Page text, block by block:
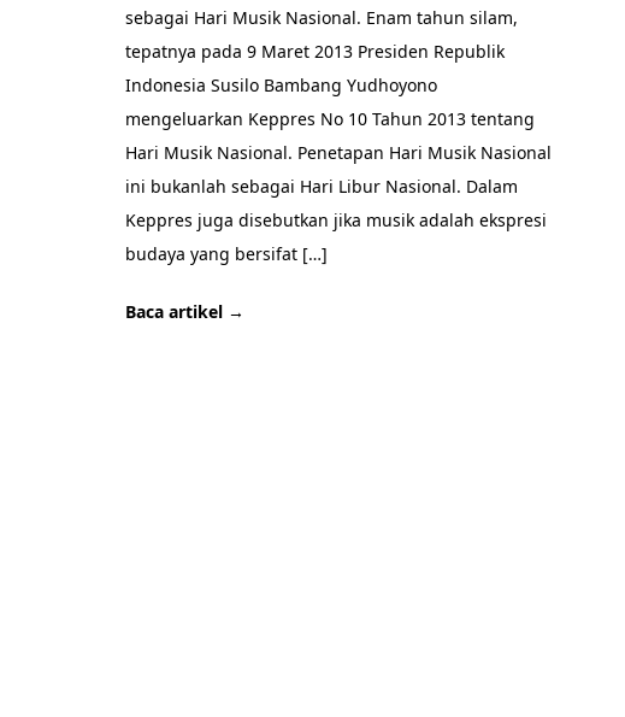
sebagai Hari Musik Nasional. Enam tahun silam,
tepatnya pada 9 Maret 2013 Presiden Republik
Indonesia Susilo Bambang Yudhoyono
mengeluarkan Keppres No 10 Tahun 2013 tentang
Hari Musik Nasional. Penetapan Hari Musik Nasional
ini bukanlah sebagai Hari Libur Nasional. Dalam
Keppres juga disebutkan jika musik adalah ekspresi
budaya yang bersifat […]
Baca artikel →